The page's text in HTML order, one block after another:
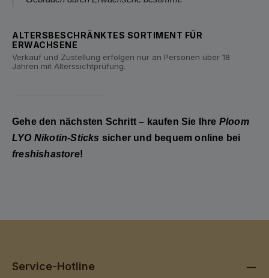
ALTERSBESCHRÄNKTES SORTIMENT FÜR
ERWACHSENE
Verkauf und Zustellung erfolgen nur an Personen über 18
Jahren mit Alterssichtprüfung.
Gehe den nächsten Schritt – kaufen Sie Ihre Ploom
LYO Nikotin-Sticks sicher und bequem online bei
freshishastore!
Service-Hotline